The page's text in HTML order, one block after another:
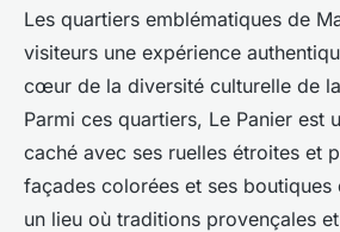
Les quartiers emblématiques de
visiteurs une expérience
cœur de la diversité culturelle de
Parmi ces quartiers, Le Panier est
caché avec ses ruelles étroites et
façades colorées et ses
un lieu où traditions provençales